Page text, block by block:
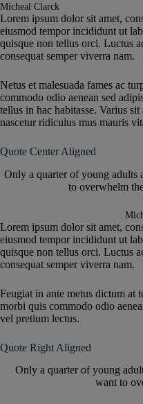
Micheal Clarck
Lorem ipsum dolor sit amet,
eiusmod tempor incididunt ut
quisque non tellus orci. Luctus
consequat semper viverra nam.
Netus et malesuada fames ac
commodo odio aenean sed
tellus in hac habitasse. Varius
nascetur ridiculus mus mauris
Quote Center Aligned
Only a quarter of young adults
to overwhelm
Lorem ipsum dolor sit amet,
eiusmod tempor incididunt ut
quisque non tellus orci. Luctus
consequat semper viverra nam.
Feugiat in ante metus dictum at
morbi quis commodo odio
vel pretium lectus.
Quote Right Aligned
Only a quarter of young
want to